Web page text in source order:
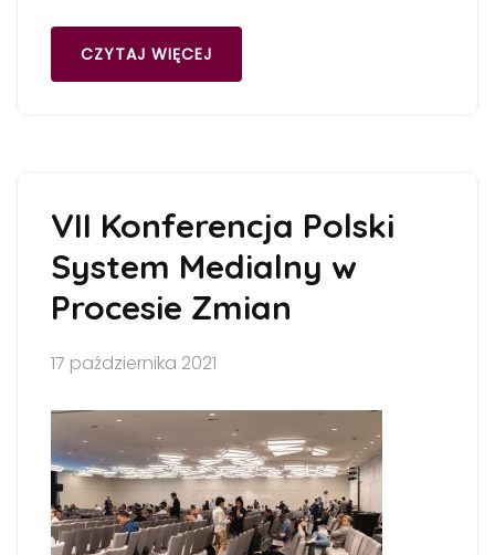
CZYTAJ WIĘCEJ
VII Konferencja Polski
System Medialny w
Procesie Zmian
17 października 2021